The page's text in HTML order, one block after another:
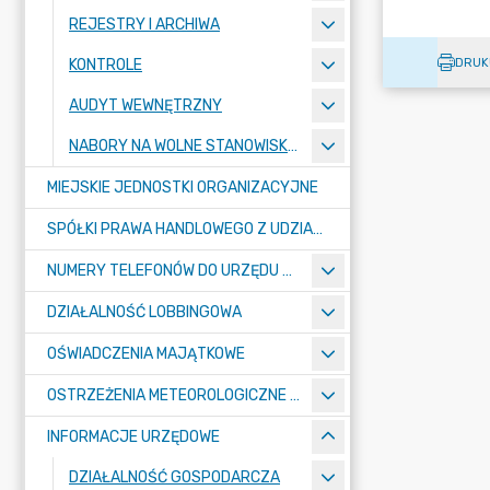
REJESTRY I ARCHIWA
KONTROLE
AUDYT WEWNĘTRZNY
NABORY NA WOLNE STANOWISKA PRACY
MIEJSKIE JEDNOSTKI ORGANIZACYJNE
SPÓŁKI PRAWA HANDLOWEGO Z UDZIAŁEM GMINY
NUMERY TELEFONÓW DO URZĘDU MIASTA, MIEJSKICH JEDNOSTEK ORGANIZACYJNYCH ORAZ SPÓŁEK PRAWA HANDLOWEGO Z UDZIAŁEM GMINY
DZIAŁALNOŚĆ LOBBINGOWA
OŚWIADCZENIA MAJĄTKOWE
OSTRZEŻENIA METEOROLOGICZNE O ZŁYM STANIE POWIETRZA I INNE
INFORMACJE URZĘDOWE
DZIAŁALNOŚĆ GOSPODARCZA